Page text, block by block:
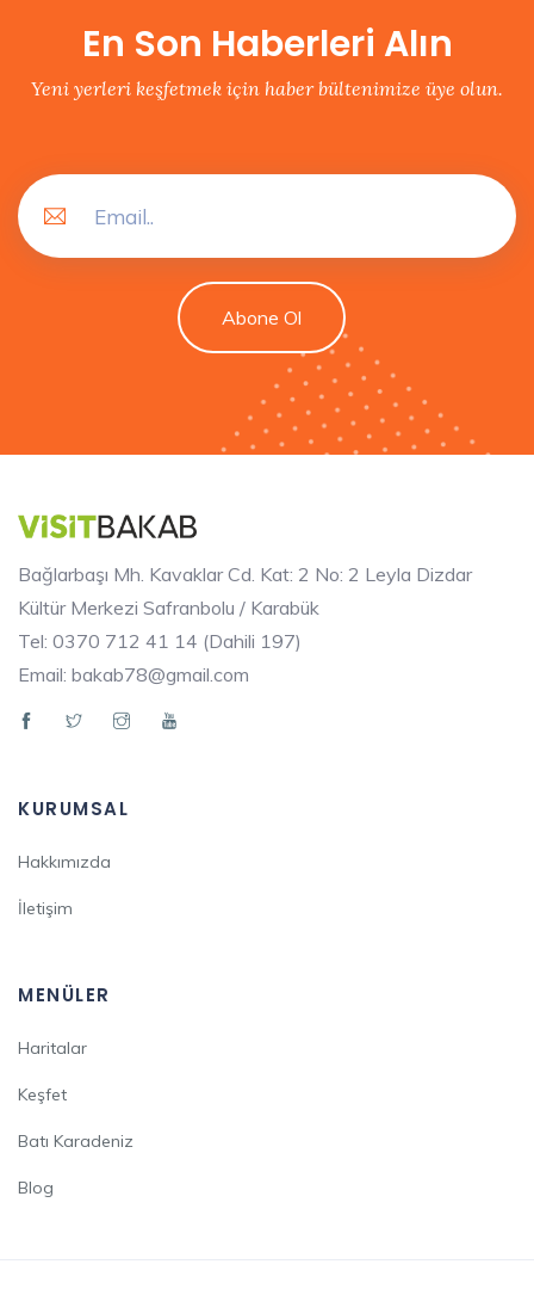
En Son Haberleri Alın
Yeni yerleri keşfetmek için haber bültenimize üye olun.
Abone Ol
Bağlarbaşı Mh. Kavaklar Cd. Kat: 2 No: 2 Leyla Dizdar
Kültür Merkezi Safranbolu / Karabük
Tel: 0370 712 41 14 (Dahili 197)
Email: bakab78@gmail.com
KURUMSAL
Hakkımızda
İletişim
MENÜLER
Haritalar
Keşfet
Batı Karadeniz
Blog